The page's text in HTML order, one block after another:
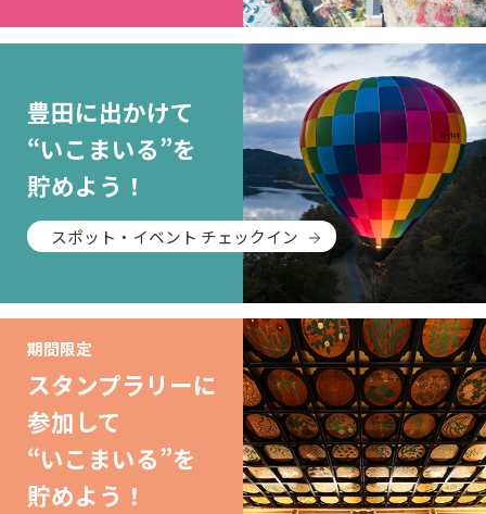
豊田に出かけて
“いこまいる”を
貯めよう！
スポット・イベント チェックイン
期間限定
スタンプラリーに
参加して
“いこまいる”を
貯めよう！